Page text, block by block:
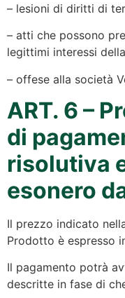
– lesioni di diritti di
– atti che possono
legittimi interessi
– offese alla società
ART. 6 –
di
risolutiva
esonero
Il prezzo indicato
Prodotto è espresso
Il pagamento potrà
descritte in fase di